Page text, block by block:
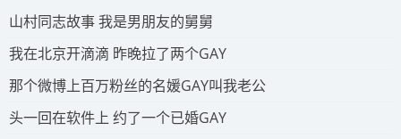
​山村同志故事 我是男朋友的舅舅
​我在北京开滴滴 昨晚拉了两个GAY
​那个微博上百万粉丝的名媛GAY叫我老公
​头一回在软件上 约了一个已婚GAY